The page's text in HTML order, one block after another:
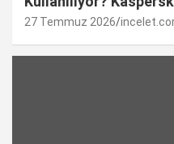
27 Temmuz 2026